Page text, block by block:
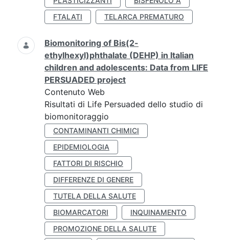
FTALATI
TELARCA PREMATURO
Biomonitoring of Bis(2-
ethylhexyl)phthalate (DEHP) in Italian
children and adolescents: Data from LIFE
PERSUADED project
Contenuto Web
Risultati di Life Persuaded dello studio di
biomonitoraggio
CONTAMINANTI CHIMICI
EPIDEMIOLOGIA
FATTORI DI RISCHIO
DIFFERENZE DI GENERE
TUTELA DELLA SALUTE
BIOMARCATORI
INQUINAMENTO
PROMOZIONE DELLA SALUTE